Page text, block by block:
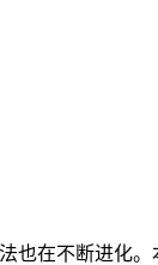
也在不断进化